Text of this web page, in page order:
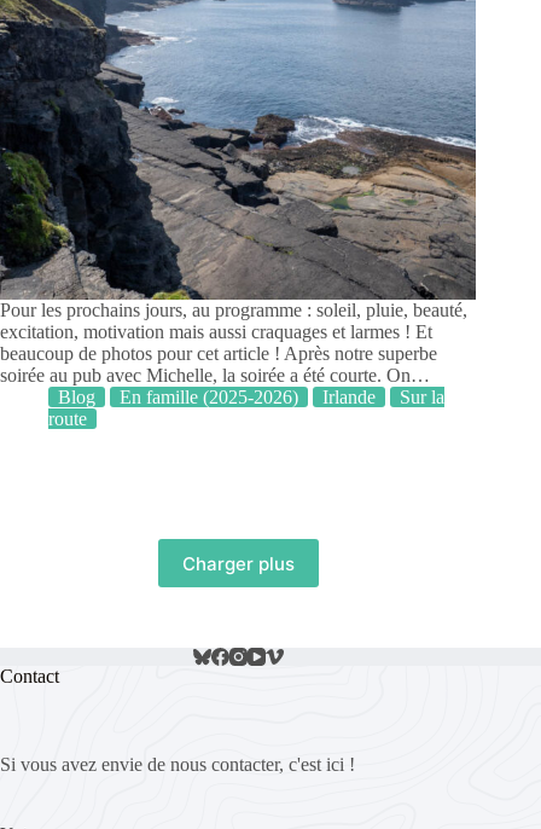
Pour les prochains jours, au programme : soleil, pluie, beauté,
excitation, motivation mais aussi craquages et larmes ! Et
beaucoup de photos pour cet article ! Après notre superbe
soirée au pub avec Michelle, la soirée a été courte. On…
Blog
En famille (2025-2026) Irlande
Sur la
route
Charger plus
Contact
Si vous avez envie de nous contacter, c'est ici !